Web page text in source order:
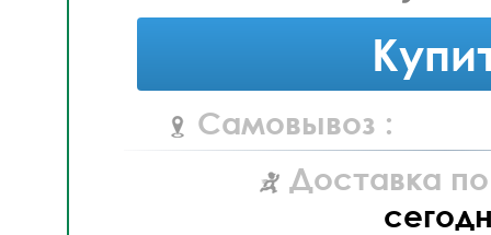
Самовывоз :
Доставка